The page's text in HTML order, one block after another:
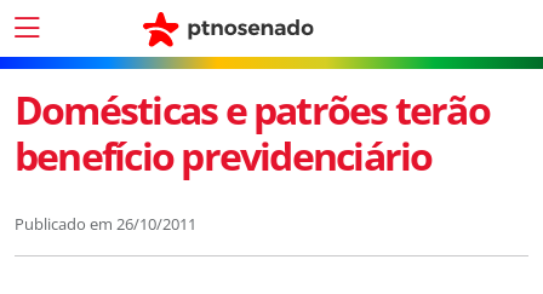
Domésticas e patrões terão
benefício previdenciário
Publicado em 26/10/2011